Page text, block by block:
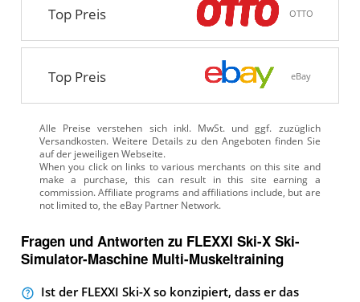
Top Preis OTTO
Top Preis eBay
Alle Preise verstehen sich inkl. MwSt. und ggf. zuzüglich
Versandkosten. Weitere Details zu den Angeboten finden Sie
auf der jeweiligen Webseite.
Fragen und Antworten zu FLEXXI Ski-X Ski-
Simulator-Maschine Multi-Muskeltraining
Ist der FLEXXI Ski-X so konzipiert, dass er das